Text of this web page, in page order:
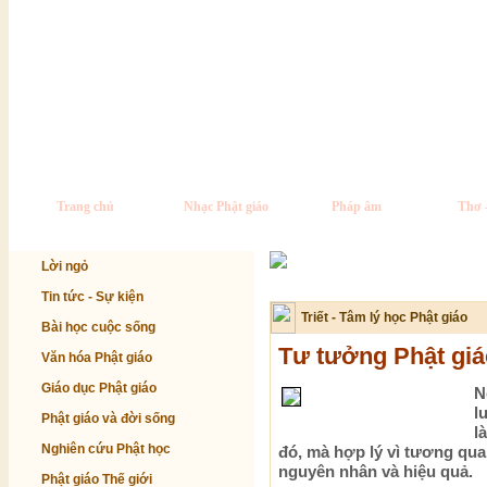
Trang chủ Nhạc Phật giáo Pháp âm Thơ
Lời ngỏ
Tin tức - Sự kiện
Bài học cuộc sống
Văn hóa Phật giáo
Giáo dục Phật giáo
Phật giáo và đời sống
Nghiên cứu Phật học
Phật giáo Thế giới
Triết - Tâm lý học Phật giáo
Tư tưởng Phật
đó, mà hợp lý vì tương
nguyên nhân và hiệu quả.